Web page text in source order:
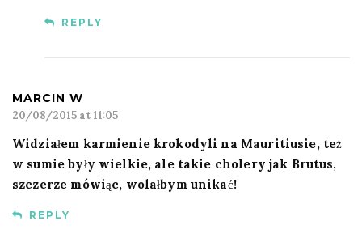
REPLY
MARCIN W
20/08/2015 at 11:05
Widziałem karmienie krokodyli na Mauritiusie, też
w sumie były wielkie, ale takie cholery jak Brutus,
szczerze mówiąc, wolałbym unikać!
REPLY